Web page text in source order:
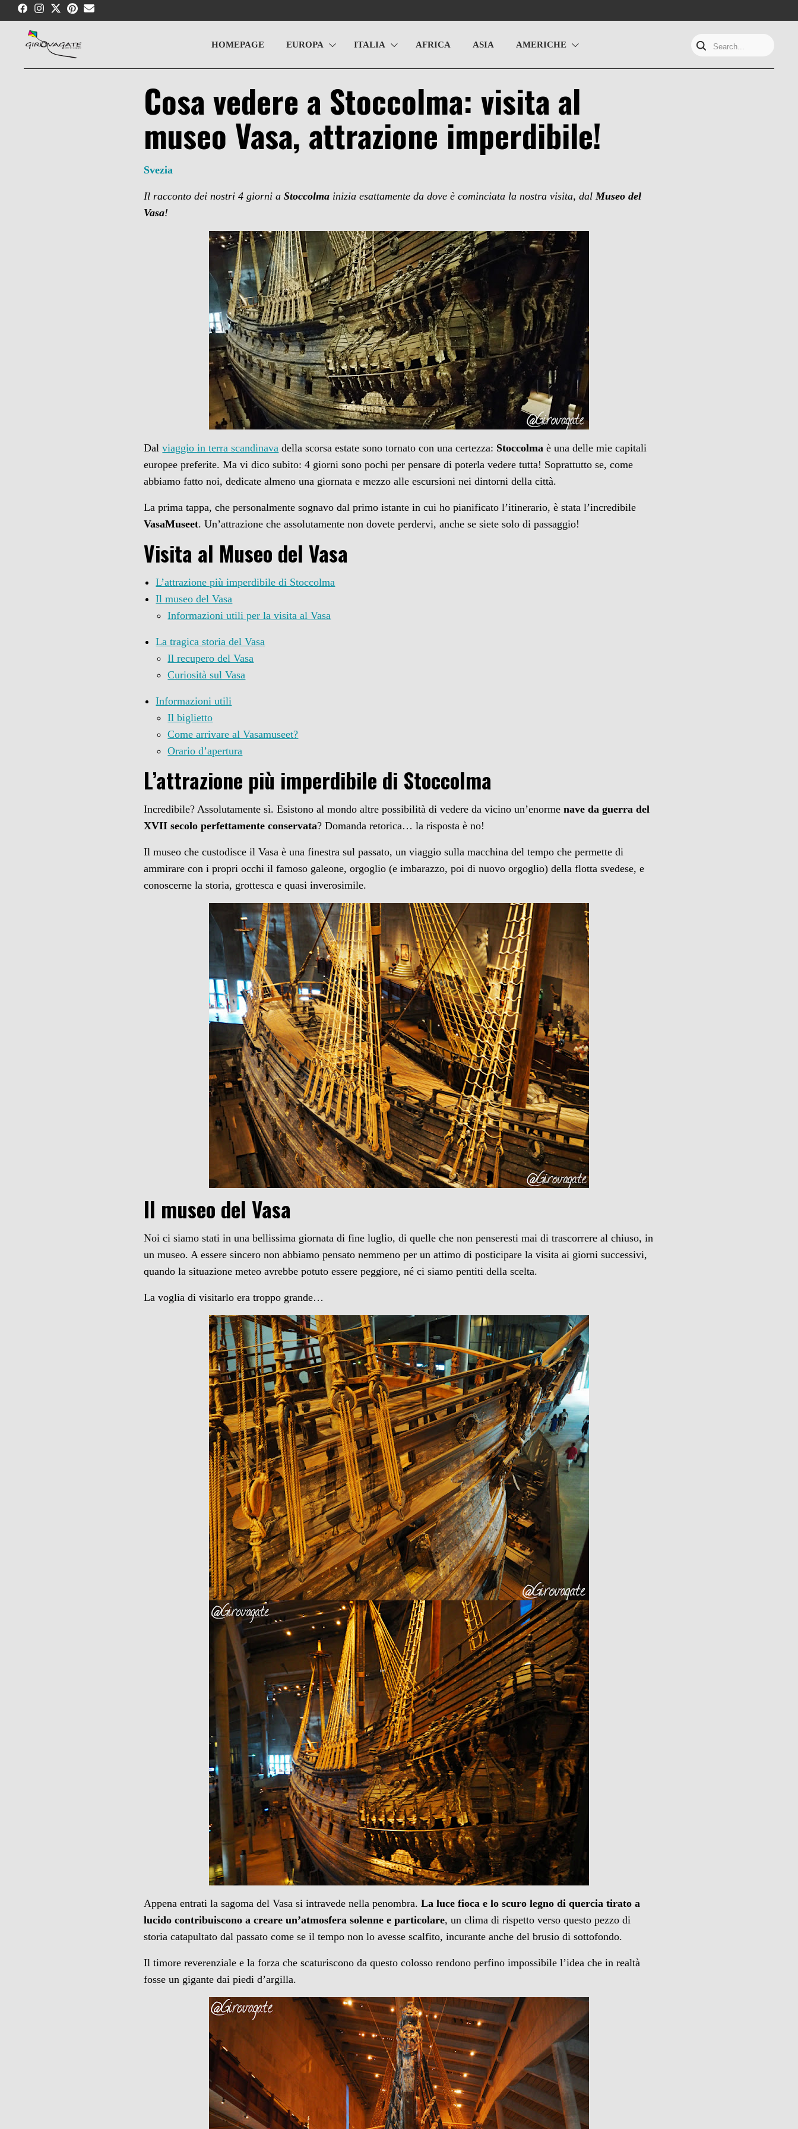
Skip
content
HOMEPAGE EUROPA ITALIA AFRICA ASIA AMERICHE
Search...
Cosa vedere a Stoccolma: visita al
museo Vasa, attrazione imperdibile!
Svezia
Il racconto dei nostri 4 giorni aStoccolma inizia esattamente da dove è cominciata la nostra visita, dalMuseo del
Vasa!
Dalviaggio in terra scandinava della scorsa estate sono tornato con una certezza: Stoccolmaè una delle mie capitali
europee preferite. Ma vi dico subito: 4 giorni sono pochi per pensare di poterla vedere tutta! Soprattutto se, come
abbiamo fatto noi, dedicate almeno una giornata e mezzo alle escursioni nei dintorni della città.
La prima tappa, che personalmente sognavo dal primo istante in cui ho pianificato l’itinerario, è stata l’incredibile
VasaMuseet. Un’attrazione che assolutamente non dovete perdervi, anche se siete solo di passaggio!
Visita al Museo del Vasa
L’attrazione più imperdibile di Stoccolma
Il museo del Vasa
Informazioni utili per la visita al Vasa
La tragica storia del Vasa
Il recupero del Vasa
Curiosità sul Vasa
Informazioni utili
Il biglietto
Come arrivare al Vasamuseet?
Orario d’apertura
L’attrazione più imperdibile di Stoccolma
Incredibile? Assolutamente sì. Esistono al mondo altre possibilità di vedere da vicino un’enormenave da guerra del
XVII secolo perfettamente conservata? Domanda retorica… la risposta è no!
Il museo che custodisce il Vasa è una finestra sul passato, un viaggio sulla macchina del tempo che permette di
ammirare con i propri occhi il famoso galeone, orgoglio (e imbarazzo, poi di nuovo orgoglio) della flotta svedese, e
conoscerne la storia, grottesca e quasi inverosimile.
Il museo del Vasa
Noi ci siamo stati in una bellissima giornata di fine luglio, di quelle che non penseresti mai di trascorrere al chiuso, in
un museo. A essere sincero non abbiamo pensato nemmeno per un attimo di posticipare la visita ai giorni successivi,
quando la situazione meteo avrebbe potuto essere peggiore, né ci siamo pentiti della scelta.
La voglia di visitarlo era troppo grande…
Appena entrati la sagoma del Vasa si intravede nella penombra.La luce fioca e lo scuro legno di quercia tirato a
lucido contribuiscono a creare un’atmosfera solenne e particolare, un clima di rispetto verso questo pezzo di
storia catapultato dal passato come se il tempo non lo avesse scalfito, incurante anche del brusio di sottofondo.
Il timore reverenziale e la forza che scaturiscono da questo colosso rendono perfino impossibile l’idea che in realtà
fosse un gigante dai piedi d’argilla.